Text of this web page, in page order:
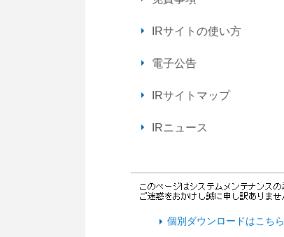
IRサイトの使い方
電子公告
IRサイトマップ
IRニュース
個別ダウンロードはこちら